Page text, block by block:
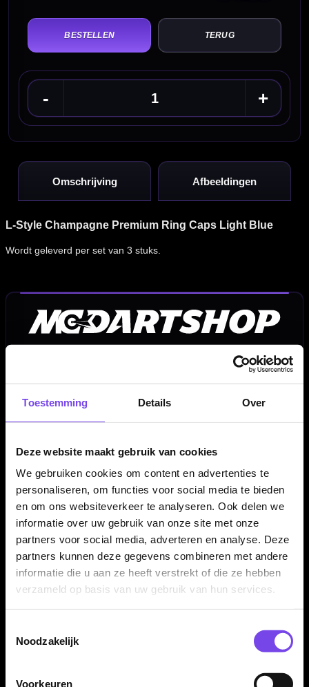
Toestemming Details Over
Deze website maakt gebruik van cookies
We gebruiken cookies om content en advertenties te
personaliseren, om functies voor social media te bieden
en om ons websiteverkeer te analyseren. Ook delen we
informatie over uw gebruik van onze site met onze
partners voor social media, adverteren en analyse. Deze
partners kunnen deze gegevens combineren met andere
informatie die u aan ze heeft verstrekt of die ze hebben
verzameld op basis van uw gebruik van hun services.
Noodzakelijk
Voorkeuren
TERUG
- +
Omschrijving Afbeeldingen
L-Style Champagne Premium Ring Caps Light Blue
Wordt geleverd per set van 3 stuks.
350m² fysieke dartwinkel
Hulp Nodig? Wij helpen graag!
Tel: 085-8769938
Klantenservice@mcdartshop.nl
Mcdartshop.nl Graaf Hendrikstraat 5A1, 4651TB Steenbergen,
Nederland.
Op voorraad: direct verwerkt en verzonden. Nabestelling:
afhankelijk van leverancier.
Wil je Mcdartshop.nl volgen?